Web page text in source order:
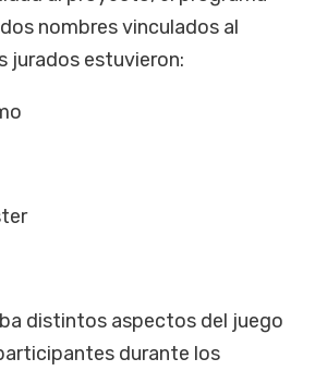
nombres vinculados al
jurados estuvieron:
distintos aspectos del juego
durante los